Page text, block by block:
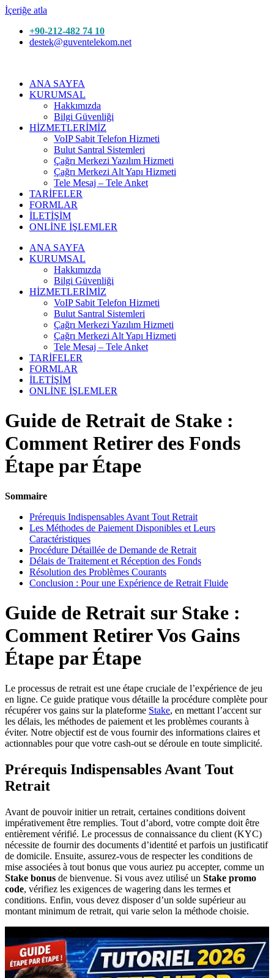
İçeriğe atla
+90-212-482 74 10
destek@guventelekom.net
ANA SAYFA
KURUMSAL
Hakkımızda
Bilgi Güvenliği
HİZMETLERİMİZ
VoIP Sabit Telefon Hizmeti
Bulut Santral Sistemleri
Çağrı Merkezi Yazılım Hizmeti
Çağrı Merkezi Alt Yapı Hizmeti
Tele Mesaj – Tele Anket
TARİFELER
FORMLAR
İLETİŞİM
ONLİNE İŞLEMLER
ANA SAYFA
KURUMSAL
Hakkımızda
Bilgi Güvenliği
HİZMETLERİMİZ
VoIP Sabit Telefon Hizmeti
Bulut Santral Sistemleri
Çağrı Merkezi Yazılım Hizmeti
Çağrı Merkezi Alt Yapı Hizmeti
Tele Mesaj – Tele Anket
TARİFELER
FORMLAR
İLETİŞİM
ONLİNE İŞLEMLER
Guide de Retrait de Stake :
Comment Retirer des Fonds
Étape par Étape
Sommaire
Prérequis Indispensables Avant Tout Retrait
Les Méthodes de Paiement Disponibles et Leurs
Caractéristiques
Procédure Détaillée de Demande de Retrait
Délais de Traitement et Réception des Fonds
Résolution des Problèmes Courants
Conclusion : Pour une Expérience de Retrait Fluide
Guide de Retrait sur Stake :
Comment Retirer Vos Gains
Étape par Étape
Le processus de retrait est une étape cruciale de l’expérience de jeu
en ligne. Ce guide pratique vous détaille la procédure complète pour
récupérer vos gains sur la plateforme Stake, en mettant l’accent sur
les délais, les méthodes de paiement et les problèmes courants à
éviter. Notre objectif est de vous fournir des informations claires et
actionnables pour que votre cash-out se déroule en toute simplicité.
Prérequis Indispensables Avant Tout
Retrait
Avant de pouvoir initier un retrait, certaines conditions doivent
impérativement être remplies. Tout d’abord, votre compte doit être
entièrement vérifié. Le processus de connaissance du client (KYC)
nécessite de fournir des documents d’identité et parfois un justificatif
de domicile. Ensuite, assurez-vous de respecter les conditions de
mise associées à tout bonus que vous auriez pu accepter, comme un
Stake bonus de bienvenue. Si vous avez utilisé un Stake promo
code, vérifiez les exigences de wagering dans les termes et
conditions. Enfin, vous devez disposer d’un solde supérieur au
montant minimum de retrait, qui varie selon la méthode choisie.